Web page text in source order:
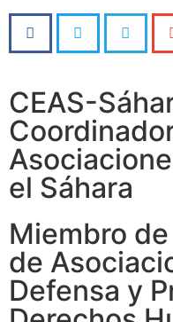
CEAS-
el Sáhara
Miembro
de
Defensa y